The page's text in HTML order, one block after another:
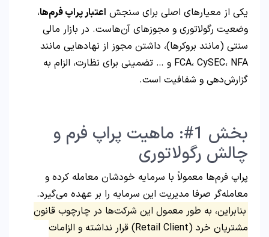
یکی از معیارهای اصلی برای سنجش اعتبار پراپ فرم‌ها،
وضعیت رگولاتوری و مجوزهای آن‌هاست. در بازار مالی
سنتی (مانند بروکرها)، داشتن مجوز از نهادهایی مانند
FCA، CySEC، NFA و … تضمینی برای نظارت، الزام به
گزارش‌دهی و شفافیت است.
بخش 1#: ماهیت پراپ فرم و
چالش رگولاتوری
پراپ فرم‌ها معمولاً با سرمایه خودشان معامله کرده و
معامله‌گر صرفا مدیریت این سرمایه را بر عهده می‌گیرد.
بنابراین، به طور معمول این شرکت‌ها در چارچوب قانون
مشتریان خرد (Retail Client) قرار نداشته و الزامات